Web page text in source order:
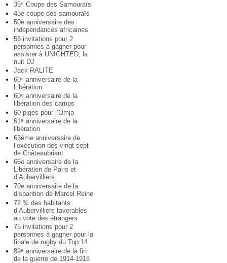
35e Coupe des Samouraïs
43e coupe des samouraïs
50e anniversaire des
indépendances africaines
56 invitations pour 2
personnes à gagner pour
assister à UNIGHTED, la
nuit DJ
Jack RALITE
60e anniversaire de la
Libération
60e anniversaire de la
libération des camps
60 piges pour l’Omja
61e anniversaire de la
libération
63ème anniversaire de
l’exécution des vingt-sept
de Châteaubriant
66e anniversaire de la
Libération de Paris et
d’Aubervilliers
70e anniversaire de la
disparition de Marcel Reine
72 % des habitants
d’Aubervilliers favorables
au vote des étrangers
75 invitations pour 2
personnes à gagner pour la
finale de rugby du Top 14
89e anniversaire de la fin
de la guerre de 1914-1918